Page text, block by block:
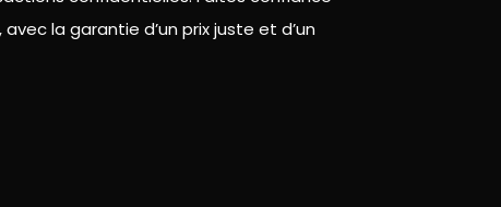
la garantie d’un prix juste et d’un